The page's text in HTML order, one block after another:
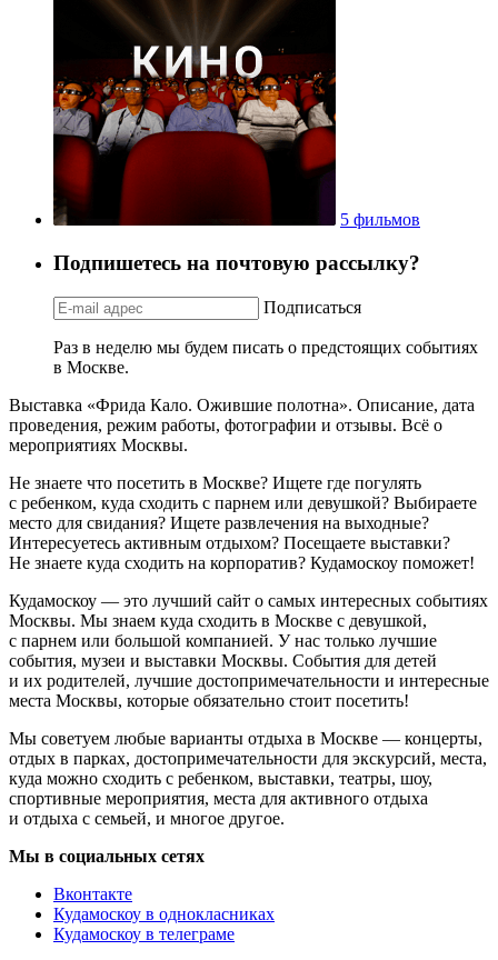
5 фильмов
Подпишетесь на почтовую рассылку?
Подписаться
Раз в неделю мы будем писать о предстоящих событиях
в Москве.
Выставка «Фрида Кало. Ожившие полотна». Описание, дата
проведения, режим работы, фотографии и отзывы. Всё о
мероприятиях Москвы.
Не знаете что посетить в Москве? Ищете где погулять
с ребенком, куда сходить с парнем или девушкой? Выбираете
место для свидания? Ищете развлечения на выходные?
Интересуетесь активным отдыхом? Посещаете выставки?
Не знаете куда сходить на корпоратив? Кудамоскоу поможет!
Кудамоскоу — это лучший сайт о самых интересных событиях
Москвы. Мы знаем куда сходить в Москве с девушкой,
с парнем или большой компанией. У нас только лучшие
события, музеи и выставки Москвы. События для детей
и их родителей, лучшие достопримечательности и интересные
места Москвы, которые обязательно стоит посетить!
Мы советуем любые варианты отдыха в Москве — концерты,
отдых в парках, достопримечательности для экскурсий, места,
куда можно сходить с ребенком, выставки, театры, шоу,
спортивные мероприятия, места для активного отдыха
и отдыха с семьей, и многое другое.
Мы в социальных сетях
Вконтакте
Кудамоскоу в однокласниках
Кудамоскоу в телеграме